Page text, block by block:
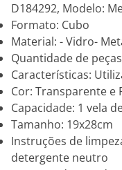
D184292, Modelo:
Formato: Cubo
Material: - Vidro-
Quantidade de
Características:
Cor: Transparente e
Capacidade: 1 vela
Tamanho: 19x28cm
Instruções de
detergente neutro